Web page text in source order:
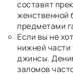
составят
женственной
предметами
Если вы не
нижней
джинсы.
заломов